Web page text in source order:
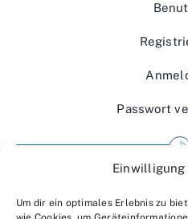
Um dir ein optimales Erlebnis zu
Passwort
Wir